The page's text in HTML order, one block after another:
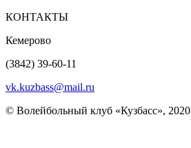
КОНТАКТЫ
Кемерово
(3842) 39-60-11
vk.kuzbass@mail.ru
© Волейбольный клуб «Кузбасс», 2020